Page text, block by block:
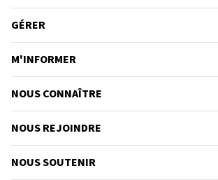
GÉRER
M'INFORMER
NOUS CONNAÎTRE
NOUS REJOINDRE
NOUS SOUTENIR